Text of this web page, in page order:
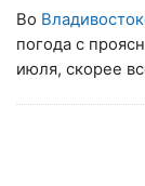
Во
погода с
июля, скорее